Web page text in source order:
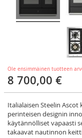
Ole ensimmäinen tuotteen
8 700,00 €
Italialaisen Steelin
perinteisen designin
käytännölliset vapaasti
takaavat nautinnon